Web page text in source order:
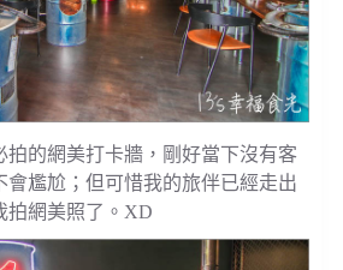
拍的網美打卡牆，剛好當下沒有客
會尷尬；但可惜我的旅伴已經走出
拍網美照了。XD